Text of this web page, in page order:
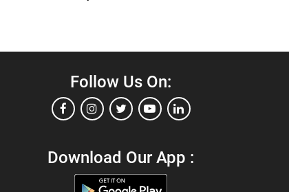
Follow Us On:
Download Our App :